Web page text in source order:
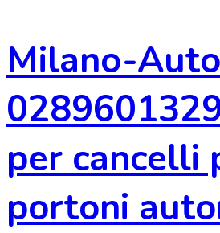
al
contenuto
Milano-
per cancelli
portoni